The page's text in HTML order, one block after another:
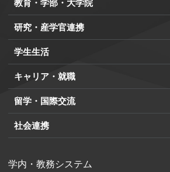
教育・学部・大学院
研究・産学官連携
学生生活
キャリア・就職
留学・国際交流
社会連携
学内・教務システム